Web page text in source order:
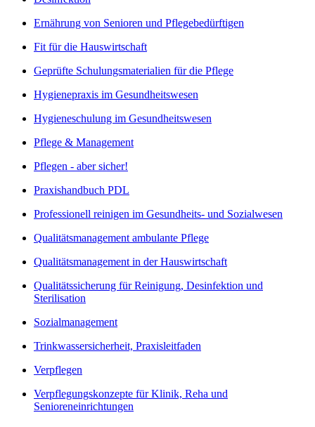
Ernährung von Senioren und Pflegebedürftigen
Fit für die Hauswirtschaft
Geprüfte Schulungsmaterialien für die Pflege
Hygienepraxis im Gesundheitswesen
Hygieneschulung im Gesundheitswesen
Pflege & Management
Pflegen - aber sicher!
Praxishandbuch PDL
Professionell reinigen im Gesundheits- und Sozialwesen
Qualitätsmanagement ambulante Pflege
Qualitätsmanagement in der Hauswirtschaft
Qualitätssicherung für Reinigung, Desinfektion und
Sterilisation
Sozialmanagement
Trinkwassersicherheit, Praxisleitfaden
Verpflegen
Verpflegungskonzepte für Klinik, Reha und
Senioreneinrichtungen